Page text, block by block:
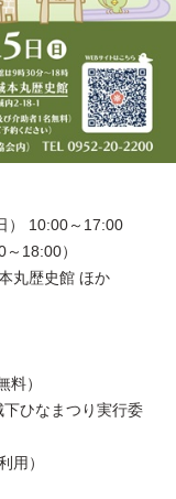
） 10:00～17:00
18:00）
丸歴史館 ほか
）
ひなまつり実行委
用）